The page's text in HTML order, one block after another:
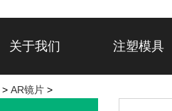
关于我们 注塑模具
> AR镜片 >